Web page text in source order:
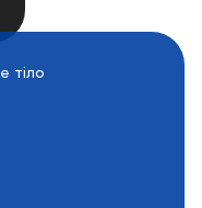
тіло